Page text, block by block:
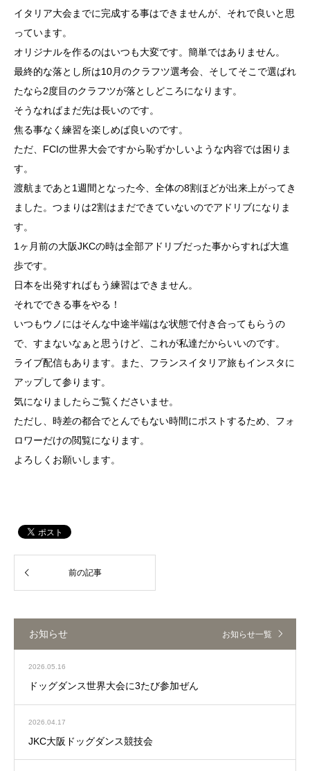
イタリア大会までに完成する事はできませんが、それで良いと思
っています。
オリジナルを作るのはいつも大変です。簡単ではありません。
最終的な落とし所は10月のクラフツ選考会、そしてそこで選ばれ
たなら2度目のクラフツが落としどころになります。
そうなればまだ先は長いのです。
焦る事なく練習を楽しめば良いのです。
ただ、FCIの世界大会ですから恥ずかしいような内容では困りま
す。
渡航まであと1週間となった今、全体の8割ほどが出来上がってき
ました。つまりは2割はまだできていないのでアドリブになりま
す。
1ヶ月前の大阪JKCの時は全部アドリブだった事からすれば大進
歩です。
日本を出発すればもう練習はできません。
それでできる事をやる！
いつもウノにはそんな中途半端はな状態で付き合ってもらうの
で、すまないなぁと思うけど、これが私達だからいいのです。
ライブ配信もあります。また、フランスイタリア旅もインスタに
アップして参ります。
気になりましたらご覧くださいませ。
ただし、時差の都合でとんでもない時間にポストするため、フォ
ロワーだけの閲覧になります。
よろしくお願いします。
お知らせ お知らせ一覧
2026.05.16
ドッグダンス世界大会に3たび参加ぜん
2026.04.17
JKC大阪ドッグダンス競技会